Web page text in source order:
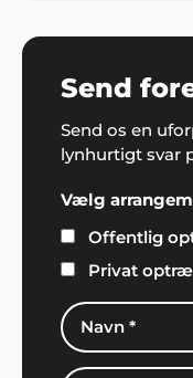
Send
Send os en
lynhurtigt svar
Vælg
Offentlig
Privat